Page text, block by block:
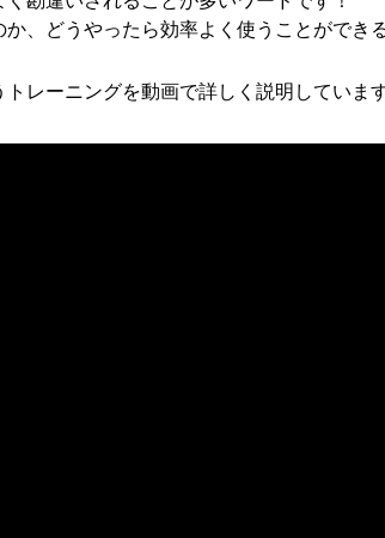
、どうやったら効率よく使うことができ
レーニングを動画で詳しく説明していま